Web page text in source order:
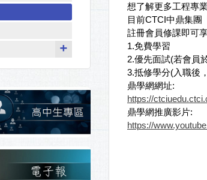
想了解更多工程專
目前CTCI中鼎集團
註冊會員修課即可
1.免費學習
2.優先面試(若會員
3.抵修學分(入職後
鼎學網網址:
https://
鼎學網推廣影片:
https://